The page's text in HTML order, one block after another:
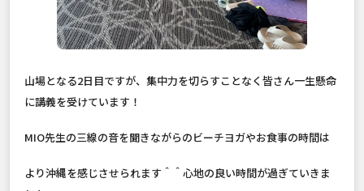
山場となる2日目ですが、集中力を切らすことなく皆さん一生懸命
に講義を受けています！
MIO先生の三線の音を聞きながらのビーチヨガやお食事の時間は
より沖縄を感じさせられます＾＾心地の良い時間が過ぎていきま